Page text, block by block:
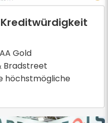
Gold
Bradstreet
höchstmögliche